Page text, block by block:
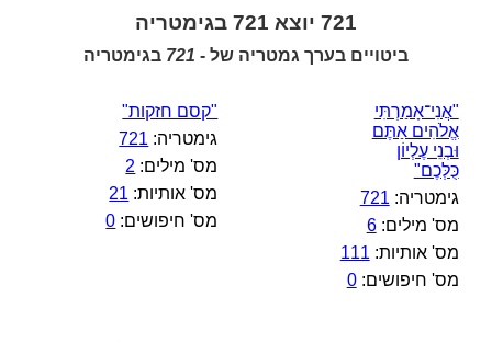
721 יוצא 721 בגימטריה
ביטויים בערך גמטריה של - 721 בגימטריה
"אֲנִי־אָמַרְתִּי
אֱלֹהִים אַתֶּם
וּבְנֵי עֶלְיוֹן
כֻּלְּכֶם"
גימטריה: 721
מס' מילים:6
מס' אותיות: 111
מס' חיפושים:0
"קסם חזקות"
גימטריה: 721
מס' מילים: 2
מס' אותיות: 21
מס' חיפושים: 0